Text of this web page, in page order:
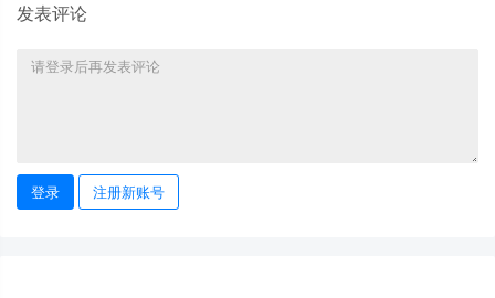
发表评论
登录 注册新账号